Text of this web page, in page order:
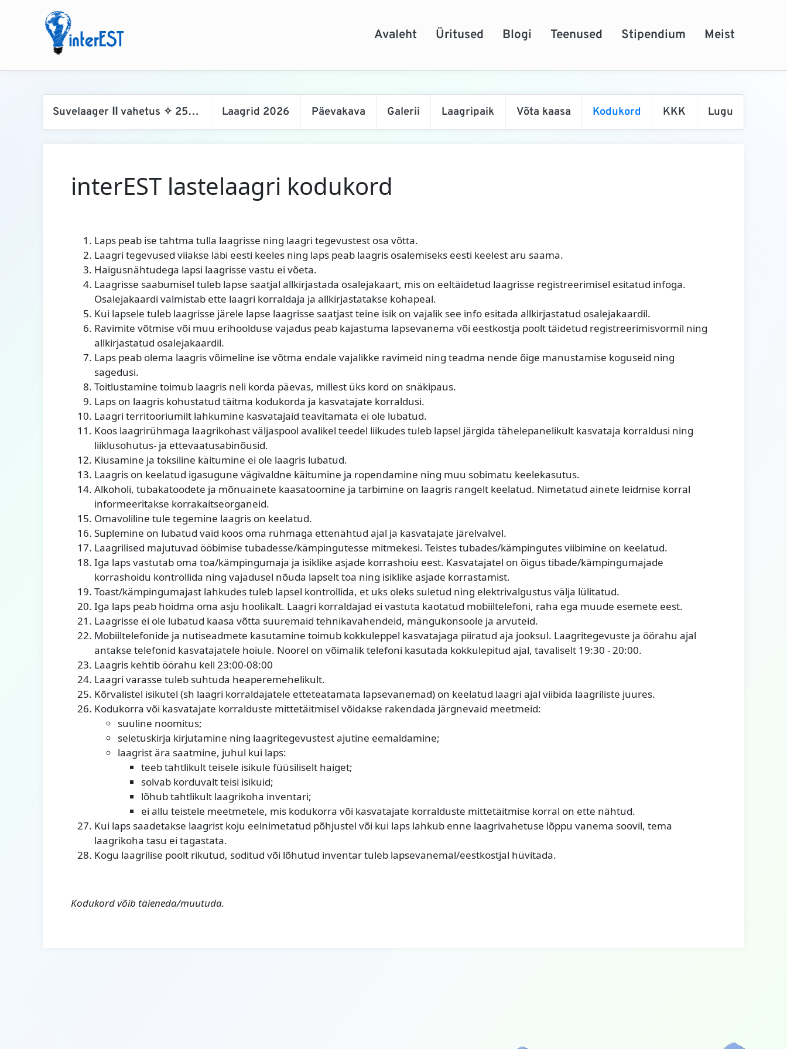
Avaleht Üritused Blogi Teenused Stipendium Meist
Suvelaager ⅠⅠ vahetus ✧ 25.-30. juuni 2026 ✧ 8-13-aastastele Laagrid 2026 Päevakava Galerii Laagripaik Võta kaasa Kodukord KKK Lugu
interEST lastelaagri kodukord
Laps peab ise tahtma tulla laagrisse ning laagri tegevustest osa võtta.
Laagri tegevused viiakse läbi eesti keeles ning laps peab laagris osalemiseks eesti keelest aru saama.
Haigusnähtudega lapsi laagrisse vastu ei võeta.
Laagrisse saabumisel tuleb lapse saatjal allkirjastada osalejakaart, mis on eeltäidetud laagrisse registreerimisel esitatud infoga.
Osalejakaardi valmistab ette laagri korraldaja ja allkirjastatakse kohapeal.
Kui lapsele tuleb laagrisse järele lapse laagrisse saatjast teine isik on vajalik see info esitada allkirjastatud osalejakaardil.
Ravimite võtmise või muu erihoolduse vajadus peab kajastuma lapsevanema või eestkostja poolt täidetud registreerimisvormil ning
allkirjastatud osalejakaardil.
Laps peab olema laagris võimeline ise võtma endale vajalikke ravimeid ning teadma nende õige manustamise koguseid ning
sagedusi.
Toitlustamine toimub laagris neli korda päevas, millest üks kord on snäkipaus.
Laps on laagris kohustatud täitma kodukorda ja kasvatajate korraldusi.
Laagri territooriumilt lahkumine kasvatajaid teavitamata ei ole lubatud.
Koos laagrirühmaga laagrikohast väljaspool avalikel teedel liikudes tuleb lapsel järgida tähelepanelikult kasvataja korraldusi ning
liiklusohutus- ja ettevaatusabinõusid.
Kiusamine ja toksiline käitumine ei ole laagris lubatud.
Laagris on keelatud igasugune vägivaldne käitumine ja ropendamine ning muu sobimatu keelekasutus.
Alkoholi, tubakatoodete ja mõnuainete kaasatoomine ja tarbimine on laagris rangelt keelatud. Nimetatud ainete leidmise korral
informeeritakse korrakaitseorganeid.
Omavoliline tule tegemine laagris on keelatud.
Suplemine on lubatud vaid koos oma rühmaga ettenähtud ajal ja kasvatajate järelvalvel.
Laagrilised majutuvad ööbimise tubadesse/kämpingutesse mitmekesi. Teistes tubades/kämpingutes viibimine on keelatud.
Iga laps vastutab oma toa/kämpingumaja ja isiklike asjade korrashoiu eest. Kasvatajatel on õigus tibade/kämpingumajade
korrashoidu kontrollida ning vajadusel nõuda lapselt toa ning isiklike asjade korrastamist.
Toast/kämpingumajast lahkudes tuleb lapsel kontrollida, et uks oleks suletud ning elektrivalgustus välja lülitatud.
Iga laps peab hoidma oma asju hoolikalt. Laagri korraldajad ei vastuta kaotatud mobiiltelefoni, raha ega muude esemete eest.
Laagrisse ei ole lubatud kaasa võtta suuremaid tehnikavahendeid, mängukonsoole ja arvuteid.
Mobiiltelefonide ja nutiseadmete kasutamine toimub kokkuleppel kasvatajaga piiratud aja jooksul. Laagritegevuste ja öörahu ajal
antakse telefonid kasvatajatele hoiule. Noorel on võimalik telefoni kasutada kokkulepitud ajal, tavaliselt 19:30 - 20:00.
Laagris kehtib öörahu kell 23:00-08:00
Laagri varasse tuleb suhtuda heaperemehelikult.
Kõrvalistel isikutel (sh laagri korraldajatele etteteatamata lapsevanemad) on keelatud laagri ajal viibida laagriliste juures.
Kodukorra või kasvatajate korralduste mittetäitmisel võidakse rakendada järgnevaid meetmeid:
suuline noomitus;
seletuskirja kirjutamine ning laagritegevustest ajutine eemaldamine;
laagrist ära saatmine, juhul kui laps:
teeb tahtlikult teisele isikule füüsiliselt haiget;
solvab korduvalt teisi isikuid;
lõhub tahtlikult laagrikoha inventari;
ei allu teistele meetmetele, mis kodukorra või kasvatajate korralduste mittetäitmise korral on ette nähtud.
Kui laps saadetakse laagrist koju eelnimetatud põhjustel või kui laps lahkub enne laagrivahetuse lõppu vanema soovil, tema
laagrikoha tasu ei tagastata.
Kogu laagrilise poolt rikutud, soditud või lõhutud inventar tuleb lapsevanemal/eestkostjal hüvitada.
Kodukord võib täieneda/muutuda.